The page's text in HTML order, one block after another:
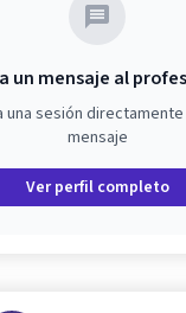
un mensaje al
una sesión
mensaje
Ver perfil completo